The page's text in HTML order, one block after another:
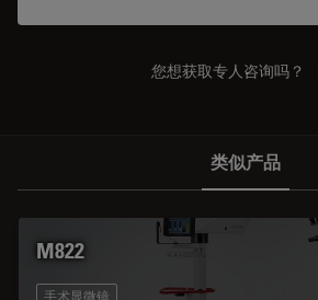
您想获取专人咨询吗？
类似产品
M822
手术显微镜